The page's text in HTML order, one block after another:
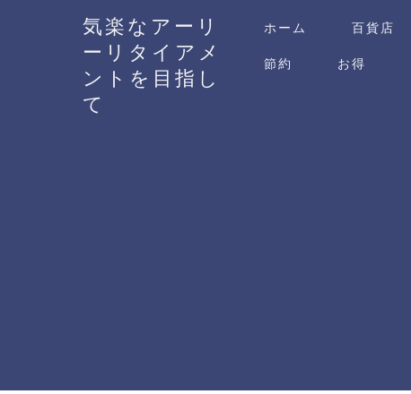
気楽なアーリ
ーリタイアメ
ントを目指し
て
ホーム 百貨店
節約 お得